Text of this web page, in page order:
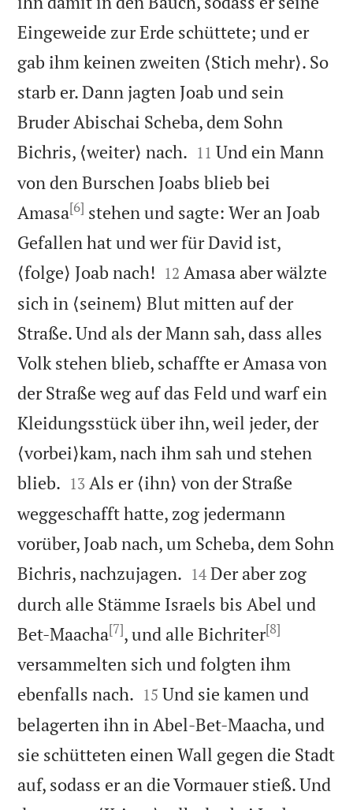
Eingeweide zur Erde schüttete; und er
gab ihm keinen zweiten ⟨Stich mehr⟩. So
starb er. Dann jagten Joab und sein
Bruder Abischai Scheba, dem Sohn
Bichris, ⟨weiter⟩ nach. 

11 Und ein Mann
von den Burschen Joabs blieb bei
Amasa[6] stehen und sagte: Wer an Joab
Gefallen hat und wer für David ist,
⟨folge⟩ Joab nach! 

12 Amasa aber wälzte
sich in ⟨seinem⟩ Blut mitten auf der
Straße. Und als der Mann sah, dass alles
Volk stehen blieb, schaffte er Amasa von
der Straße weg auf das Feld und warf ein
Kleidungsstück über ihn, weil jeder, der
⟨vorbei⟩kam, nach ihm sah und stehen
blieb. 

13 Als er ⟨ihn⟩ von der Straße
weggeschafft hatte, zog jedermann
vorüber, Joab nach, um Scheba, dem Sohn
Bichris, nachzujagen. 

14 Der aber zog
durch alle Stämme Israels bis Abel und
Bet-Maacha[7], und alle Bichriter[8]
versammelten sich und folgten ihm
ebenfalls nach. 

15 Und sie kamen und
belagerten ihn in Abel-Bet-Maacha, und
sie schütteten einen Wall gegen die Stadt
auf, sodass er an die Vormauer stieß. Und